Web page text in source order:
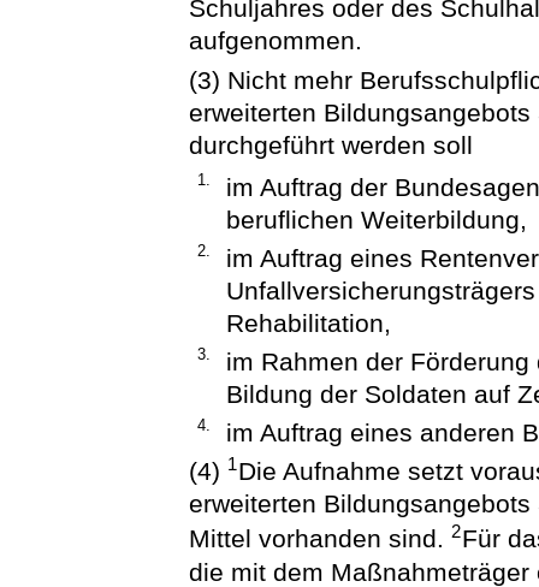
Schuljahres oder des
aufgenommen.
(3) Nicht mehr
erweiterten
durchgeführt werden soll
1.
im Auftrag der
beruflichen Weiterbildung,
2.
im Auftrag eines
Rehabilitation,
3.
im Rahmen der
Bildung der Soldaten auf
4.
im Auftrag eines anderen
(4) 1Die Aufnahme setzt
erweiterten
Mittel vorhanden sind.2Für
die mit dem